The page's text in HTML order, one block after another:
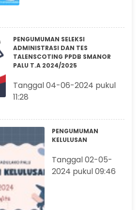
PENGUMUMAN SELEKSI
ADMINISTRASI DAN TES
TALENSCOTING PPDB SMANOR
PALU T.A 2024/2025
Tanggal 04-06-2024 pukul
11:28
PENGUMUMAN
KELULUSAN
Tanggal 02-05-
2024 pukul 09:46